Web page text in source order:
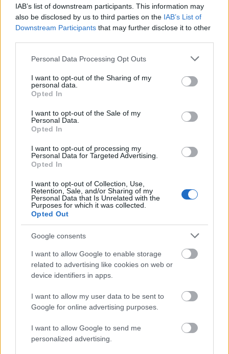
IAB’s list of downstream participants. This information may
also be disclosed by us to third parties on the IAB’s List of
Downstream Participants that may further disclose it to other
Please note that this website/app uses one or more Google
not limited to your visit or usage behaviour. You may click to
grant or deny consent to Google and its third-party tags to
use your data for below specified purposes in below Google
consent section.
Personal Data Processing Opt Outs
I want to opt-out of the Sharing of my
personal data.
Opted In
I want to opt-out of the Sale of my
Personal Data.
Opted In
I want to opt-out of processing my
Personal Data for Targeted Advertising.
Opted In
I want to opt-out of Collection, Use,
Retention, Sale, and/or Sharing of my
Personal Data that Is Unrelated with the
Purposes for which it was collected.
Opted Out
Google consents
I want to allow Google to enable storage
related to advertising like cookies on web or
device identifiers in apps.
I want to allow my user data to be sent to
Google for online advertising purposes.
I want to allow Google to send me
personalized advertising.
Ykkössija oli Björgenin uran 50:s
maailmancupissa.
Maailmancupin kokonaistilanteet, 25/37
kilpailua:
Naiset:1) Björgen 1598, 2) Kowalczyk 1575,
3) Johaug 1115, 4) Kikkan Randall USA 964,
5) Kalla 885, 6) Lähteenmäki 765, …muut
suomalaiset: 8) Saarinen 731, 14) Roponen
406, 16) Sarasoja-Lilja 335, 19) Anne Kyllönen
Malvalehto 134, 39) Laura Ahervo 131.
km (p)+15 km (v), naisten 7,5 km (p)+7,5 km
-STT – Maastohiihdon tiedote